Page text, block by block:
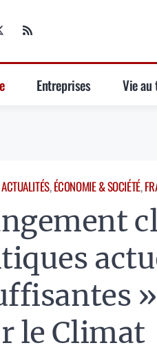
Entreprises Vie au
ACTUALITÉS, ÉCONOMIE & SOCIÉTÉ,
le Climat